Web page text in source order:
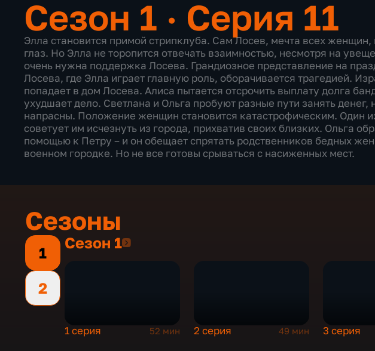
Сезон 1 · Серия 11
Элла становится примой стрипклуба. Сам Лосев, мечта всех
глаз. Но Элла не торопится отвечать взаимностью, несмотря на
очень нужна поддержка Лосева. Грандиозное представление на
Лосева, где Элла играет главную роль, оборачивается трагедией.
попадает в дом Лосева. Алиса пытается отсрочить выплату долга
ухудшает дело. Светлана и Ольга пробуют разные пути занять денег,
напрасны. Положение женщин становится катастрофическим. Один
советует им исчезнуть из города, прихватив своих близких. Ольга
помощью к Петру – и он обещает спрятать родственников бедных
военном городке. Но не все готовы срываться с насиженных мест.
Сезоны
1
2
Сезон 1Сезон 1
1 серия 52 мин 2 серия 49 мин 3 серия